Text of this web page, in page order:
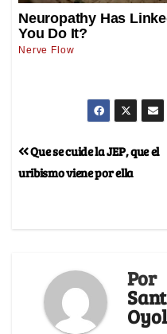
Que se cuide la JEP, que el
uribismo viene por ella
Por